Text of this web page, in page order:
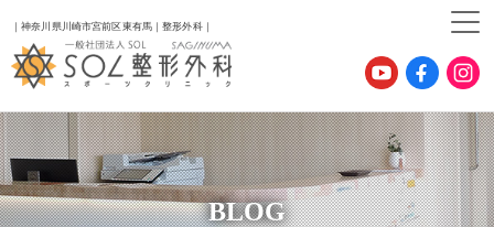
｜神奈川県川崎市宮前区東有馬｜整形外科｜
BLOG